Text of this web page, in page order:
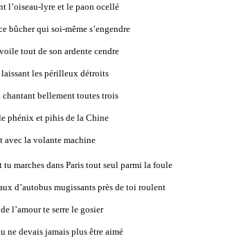
l’oiseau-lyre et le paon ocellé
bûcher qui soi-même s’engendre
tout de son ardente cendre
laissant les périlleux détroits
bellement toutes trois
phénix et pihis de la Chine
avec la volante machine
marches dans Paris tout seul parmi la foule
d’autobus mugissants près de toi roulent
l’amour te serre le gosier
ne devais jamais plus être aimé